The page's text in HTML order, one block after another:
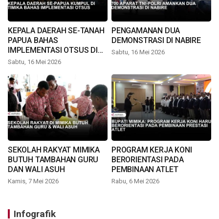
KEPALA DAERAH SE-TANAH
PAPUA BAHAS
IMPLEMENTASI OTSUS DI
TIMIKA
Sabtu, 16 Mei 2026
PENGAMANAN DUA
DEMONSTRASI DI NABIRE
Sabtu, 16 Mei 2026
SEKOLAH RAKYAT MIMIKA
BUTUH TAMBAHAN GURU
DAN WALI ASUH
Kamis, 7 Mei 2026
PROGRAM KERJA KONI
BERORIENTASI PADA
PEMBINAAN ATLET
Rabu, 6 Mei 2026
Infografik